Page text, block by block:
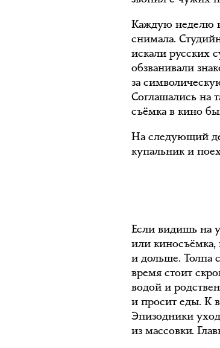
Каждую неделю
снимала.
искали русских
обзванивали
за
Соглашались на
съёмка в кино
На следующий
купальник и
Если видишь на
или
и дольше. Толпа
время стоит
водой и
и просит еды. К
Эпизодники
из массовки.